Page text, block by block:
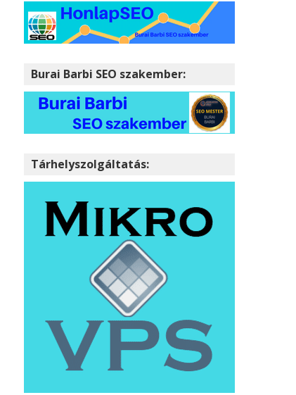
Burai Barbi SEO szakember:
Tárhelyszolgáltatás: